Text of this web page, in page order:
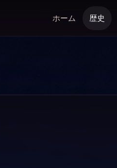
ホーム 歴史